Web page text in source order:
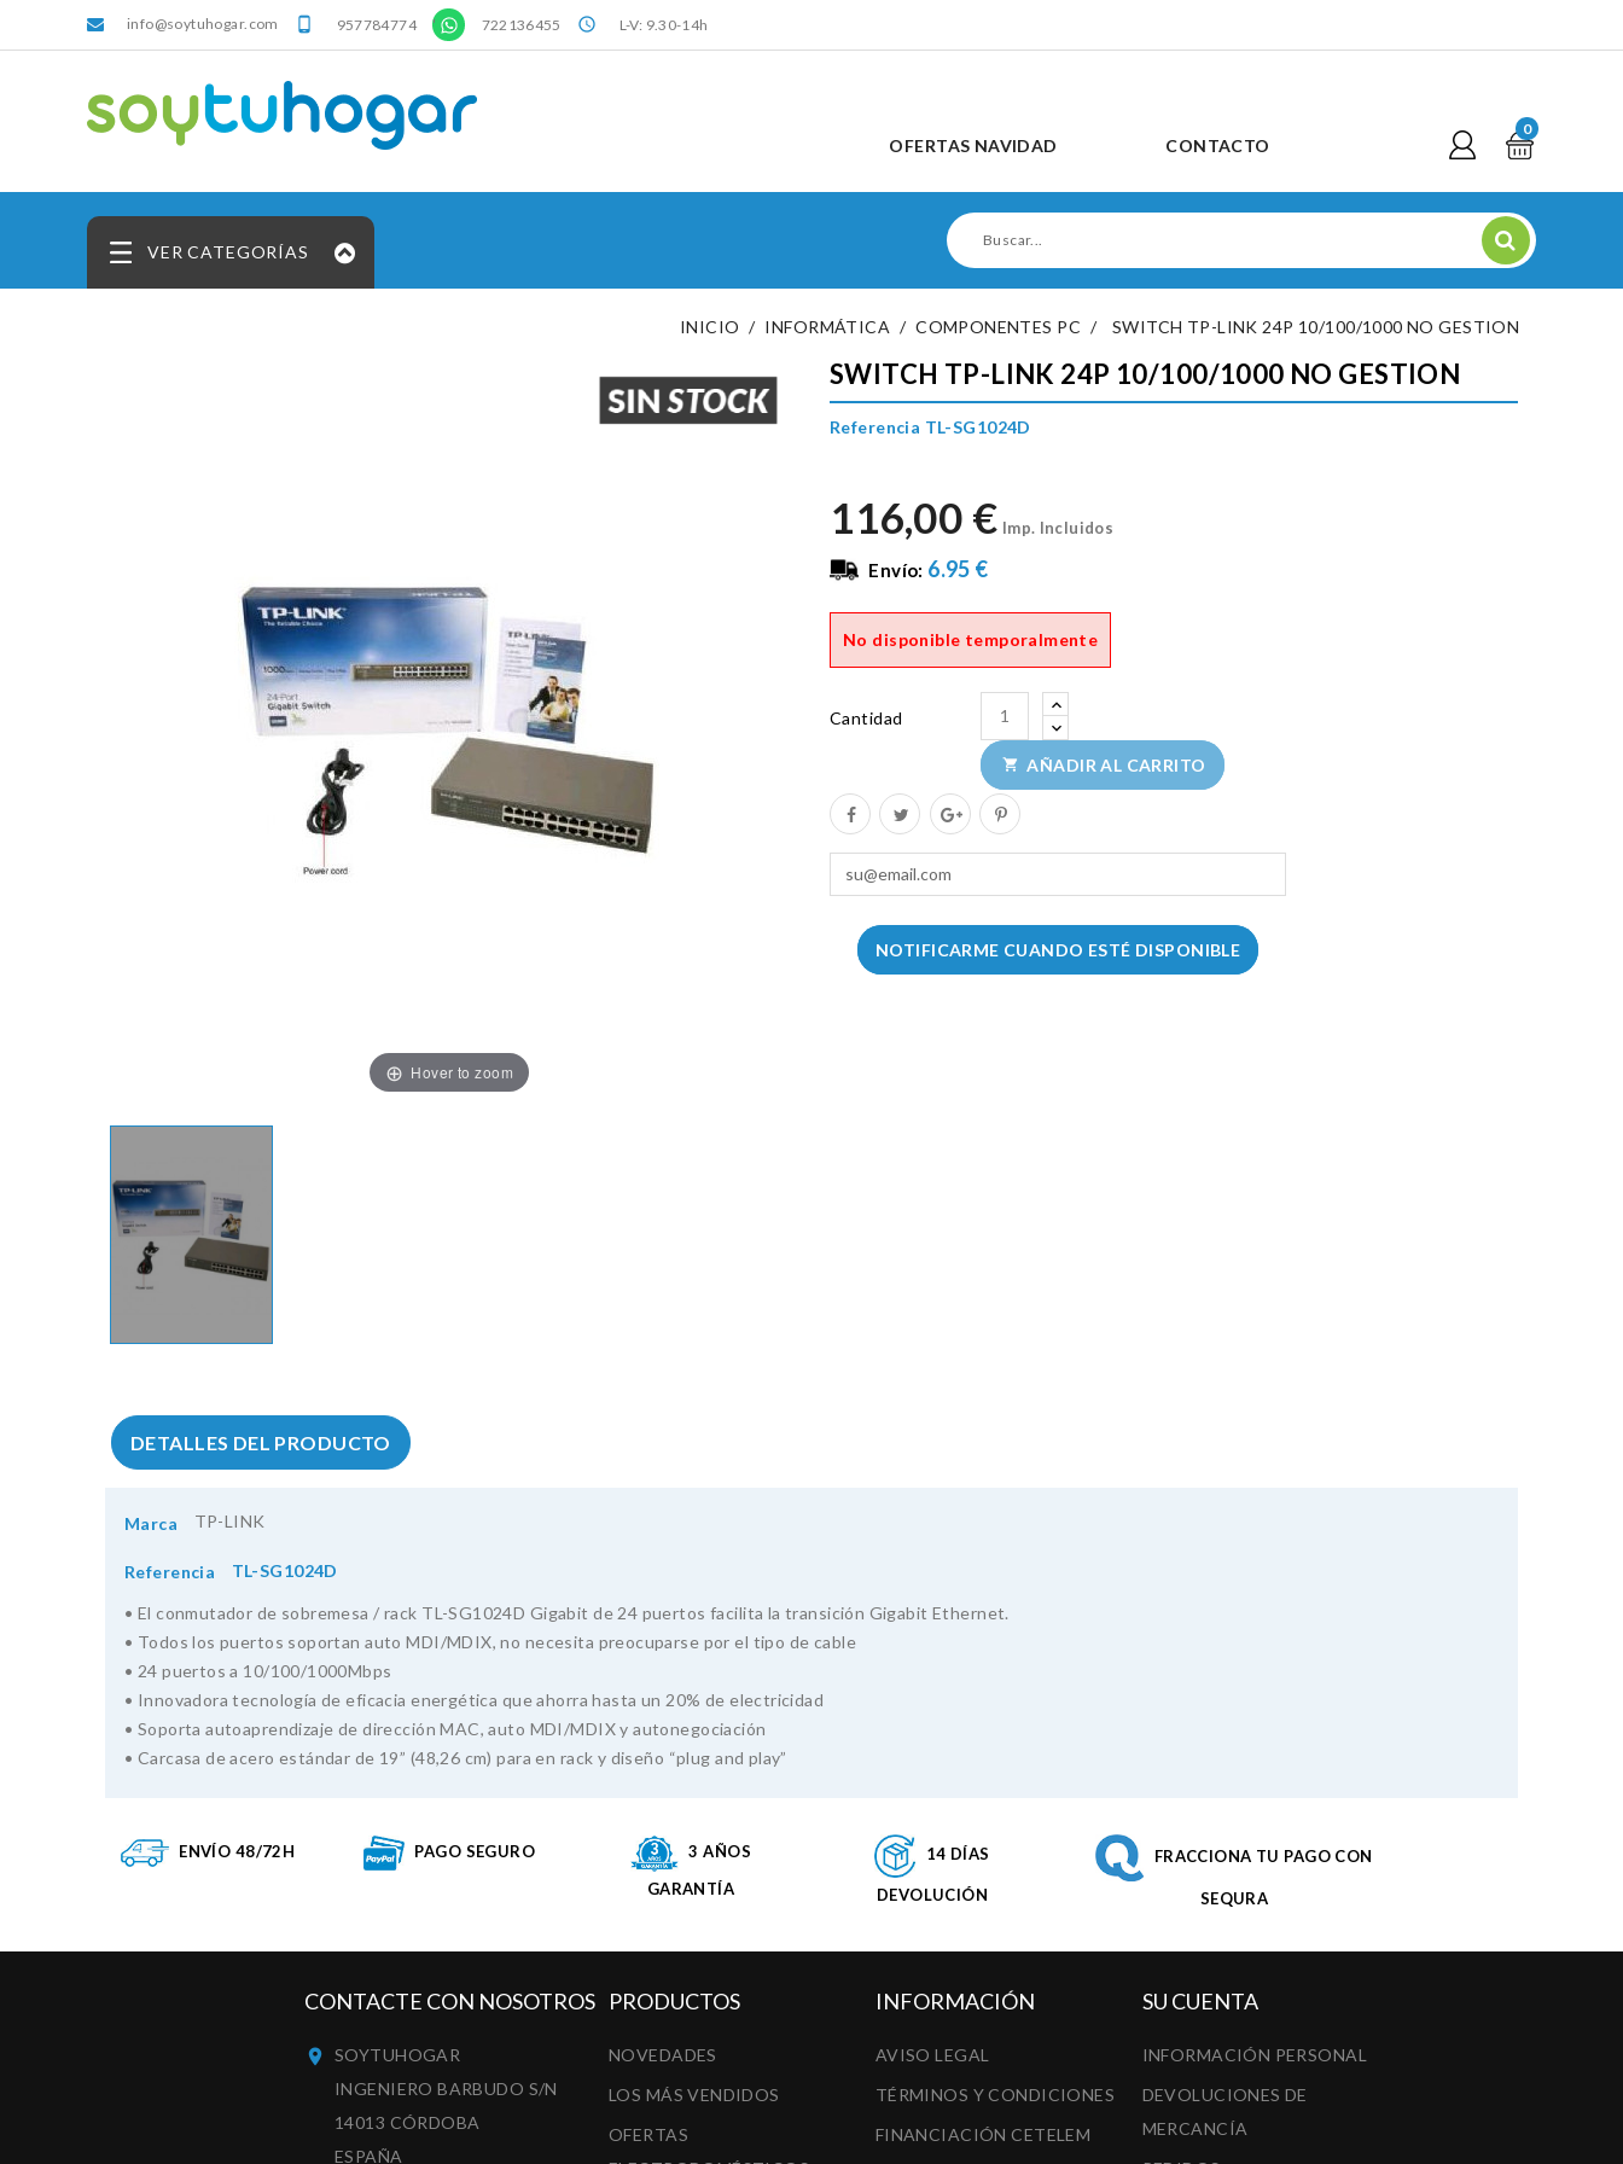
info@soytuhogar.com  957784774 ' 722136455 query_builder L-V: 9.30-14h
OFERTAS NAVIDAD CONTACTO
0
VER CATEGORÍAS
INICIO INFORMÁTICA COMPONENTES PC SWITCH TP-LINK 24P 10/100/1000 NO GESTION
Hover to zoom
SWITCH TP-LINK 24P 10/100/1000 NO GESTION
Referencia TL-SG1024D
116,00 € Imp. Incluidos
Envío: 6.95 €
No disponible temporalmente
Cantidad
 AÑADIR AL CARRITO
NOTIFICARME CUANDO ESTÉ DISPONIBLE
DETALLES DEL PRODUCTO
Marca TP-LINK
Referencia TL-SG1024D
• El conmutador de sobremesa / rack TL-SG1024D Gigabit de 24 puertos facilita la transición Gigabit Ethernet.
• Todos los puertos soportan auto MDI/MDIX, no necesita preocuparse por el tipo de cable
• 24 puertos a 10/100/1000Mbps
• Innovadora tecnología de eficacia energética que ahorra hasta un 20% de electricidad
• Soporta autoaprendizaje de dirección MAC, auto MDI/MDIX y autonegociación
• Carcasa de acero estándar de 19” (48,26 cm) para en rack y diseño “plug and play”
ENVÍO 48/72H PAGO SEGURO
3 AÑOS
GARANTÍA
14 DÍAS
DEVOLUCIÓN
FRACCIONA TU PAGO CON
SEQURA
CONTACTE CON NOSOTROS
 SOYTUHOGAR
INGENIERO BARBUDO S/N
14013 CÓRDOBA
ESPAÑA
PRODUCTOS
NOVEDADES
LOS MÁS VENDIDOS
OFERTAS
INFORMACIÓN
AVISO LEGAL
TÉRMINOS Y CONDICIONES
FINANCIACIÓN CETELEM
SU CUENTA
INFORMACIÓN PERSONAL
DEVOLUCIONES DE
MERCANCÍA